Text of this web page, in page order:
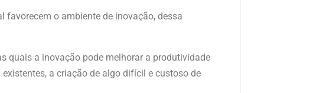
favorecem o ambiente de inovação, dessa
quais a inovação pode melhorar a produtividade
a criação de algo difícil e custoso de